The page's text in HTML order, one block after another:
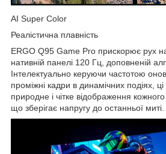
AI Super Color
Реалістична плавність
ERGO Q95 Game Pro прискорює рух
нативній панелі 120 Гц, доповненій
Інтелектуально керуючи частотою
проміжні кадри в динамічних подіях,
природне і чітке відображення
що зберігає напругу до останньої миті.